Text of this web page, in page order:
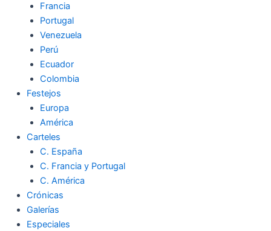
Francia
Portugal
Venezuela
Perú
Ecuador
Colombia
Festejos
Europa
América
Carteles
C. España
C. Francia y Portugal
C. América
Crónicas
Galerías
Especiales